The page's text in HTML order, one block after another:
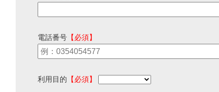
電話番号 【必須】
利用目的 【必須】